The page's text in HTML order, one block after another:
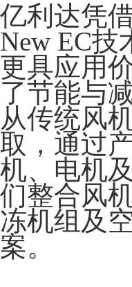
亿利达凭
New EC
更具应用
了节能与
从传统风
取，通过
机、电机
们整合风
冻机组及
案。